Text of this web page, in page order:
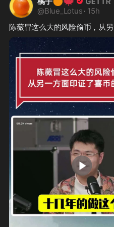
@Blue_Lotus · 15h
陈薇冒这么大的风险偷币，从